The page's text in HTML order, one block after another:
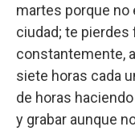
martes porque
ciudad; te
constantemente,
siete horas cada
de horas
y grabar aunque